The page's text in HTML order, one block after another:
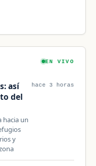
EN VIVO
así
del
hacia un
y
hace 3 horas